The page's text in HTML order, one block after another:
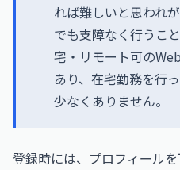
れば難しいと思われ
でも支障なく行うこ
宅・リモート可の
あり、在宅勤務を行
少なくありません。
登録時には、プロフィール